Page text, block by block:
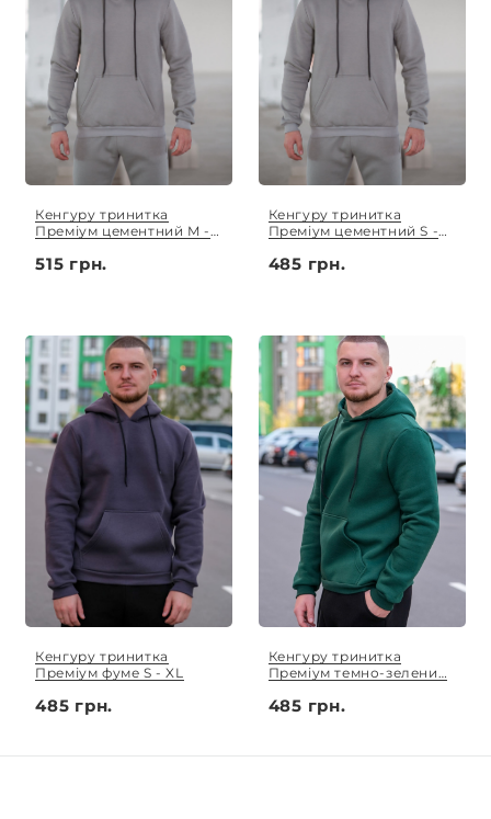
Кенгуру тринитка
Преміум цементний M -
515 грн.
Кенгуру тринитка
Преміум цементний S -
485 грн.
Кенгуру тринитка
Преміум фуме S - XL
485 грн.
Кенгуру тринитка
Преміум темно-зелений
485 грн.